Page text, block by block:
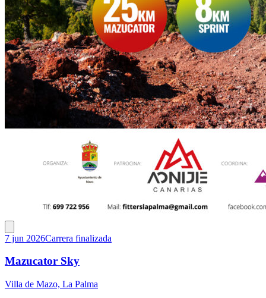
7 jun 2026Carrera finalizada
Mazucator Sky
Villa de Mazo, La Palma